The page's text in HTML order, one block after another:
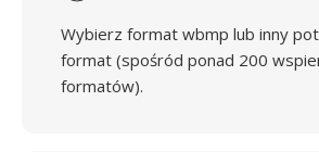
Wybierz format wbmp lub inny
format (spośród ponad 200
formatów).